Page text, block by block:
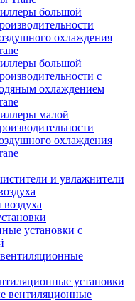
большой
охлаждения
большой
с
охлаждением
малой
охлаждения
и увлажнители
установки с
установки
вентиляционные